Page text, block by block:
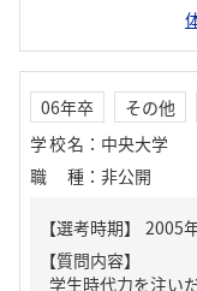
06年卒 その他
学校名 ： 中央大学
職種 ： 非公開
【質問内容】
学生時代力を注い